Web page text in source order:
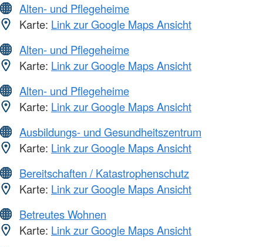
Alten- und Pflegeheime
Karte: Link zur Google Maps Ansicht
Alten- und Pflegeheime
Karte: Link zur Google Maps Ansicht
Alten- und Pflegeheime
Karte: Link zur Google Maps Ansicht
Ausbildungs- und Gesundheitszentrum
Karte: Link zur Google Maps Ansicht
Bereitschaften / Katastrophenschutz
Karte: Link zur Google Maps Ansicht
Betreutes Wohnen
Karte: Link zur Google Maps Ansicht